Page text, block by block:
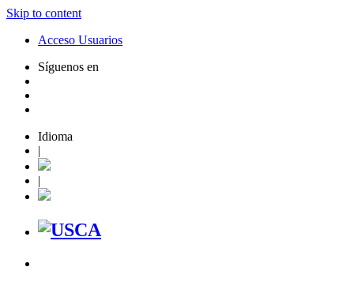
Skip to content
Acceso Usuarios
Síguenos en
Idioma
|
|